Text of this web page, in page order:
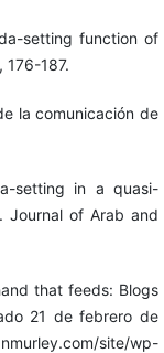
setting function of
176-187.
la comunicación de
setting in a quasi-
Journal of Arab and
that feeds: Blogs
21 de febrero de
site/wp-